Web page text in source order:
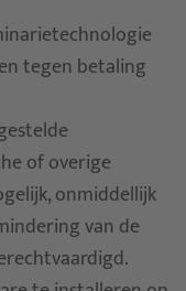
tegen betaling
of overige
onmiddellijk
van de